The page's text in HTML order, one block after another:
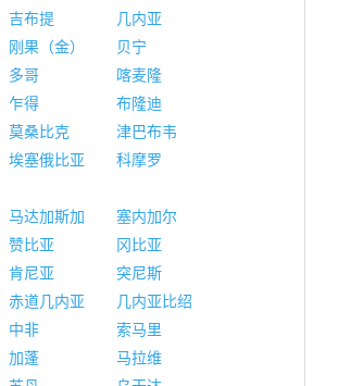
吉布提
几内亚
刚果（金）
贝宁
多哥
喀麦隆
乍得
布隆迪
莫桑比克
津巴布韦
埃塞俄比亚
科摩罗
马达加斯加
塞内加尔
赞比亚
冈比亚
肯尼亚
突尼斯
赤道几内亚
几内亚比绍
中非
索马里
加蓬
马拉维